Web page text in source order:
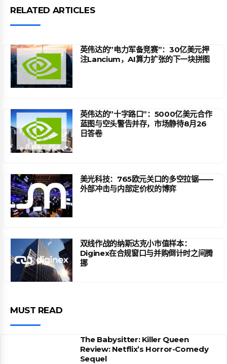
RELATED ARTICLES
英伟达的”电力军备竞赛”：30亿美元押
注Lancium，AI算力扩张的下一块拼图
英伟达的”十字路口”：5000亿美元合作
蓝图与空头警告并存，市场静待8月26
日答卷
美光科技：765欧元关口的多空拉锯——
外部冲击与内部定价权的博弈
双线作战的纳斯达克小市值样本：
Diginex在合规窗口与并购倒计时之间腾
挪
MUST READ
The Babysitter: Killer Queen
Review: Netflix’s Horror-Comedy
Sequel